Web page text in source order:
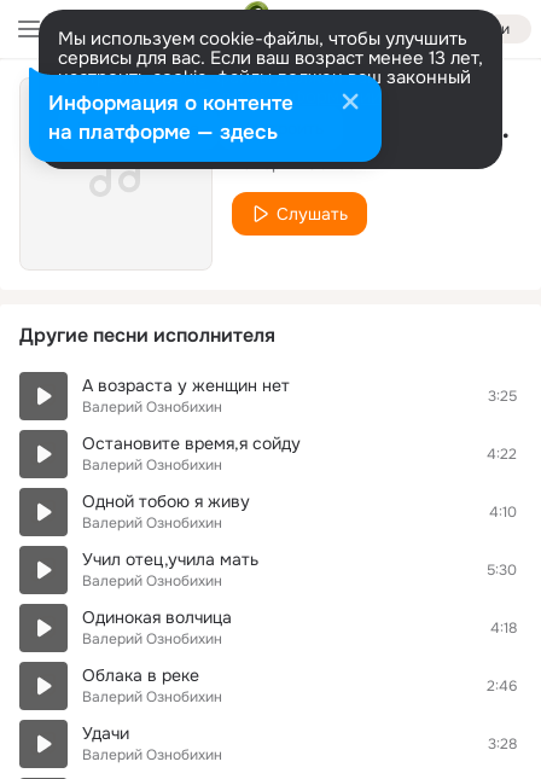
Войти
Мы используем cookie-файлы, чтобы улучшить
сервисы для вас. Если ваш возраст менее 13 лет,
настроить cookie-файлы должен ваш законный
представитель. Больше информации
Разрешить все Настроить Не бойся выглядеть смешно
Валерий Ознобихин
Слушать
Другие песни исполнителя
А возраста у женщин нет
Валерий Ознобихин
3:25
Остановите время,я сойду
Валерий Ознобихин
4:22
Одной тобою я живу
Валерий Ознобихин
4:10
Учил отец,учила мать
Валерий Ознобихин
5:30
Одинокая волчица
Валерий Ознобихин
4:18
Облака в реке
Валерий Ознобихин
2:46
Удачи
Валерий Ознобихин
3:28
Информация о контенте
на платформе — здесь